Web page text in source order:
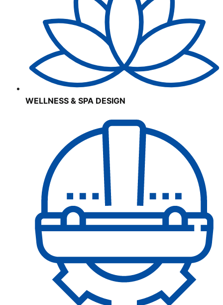
WELLNESS & SPA DESIGN